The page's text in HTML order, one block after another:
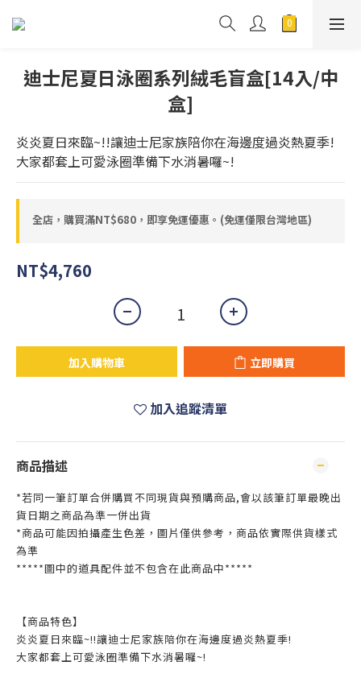
迪士尼夏日泳圈系列絨毛盲盒[14入/中
盒]
炎炎夏日來臨~!!讓迪士尼家族陪你在海邊度過炎熱夏季!
大家都套上可愛泳圈準備下水消暑囉~!
全店，購買滿NT$680，即享免運優惠。(免運僅限台灣地區)
NT$4,760
加入購物車 立即購買
加入追蹤清單
商品描述
*若同一筆訂單合併購買不同現貨與預購商品,會以該筆訂單最晚出
貨日期之商品為準一併出貨
*商品可能因拍攝產生色差，圖片僅供參考，商品依實際供貨樣式
為準
*****圖中的道具配件並不包含在此商品中*****
【商品特色】
炎炎夏日來臨~!!讓迪士尼家族陪你在海邊度過炎熱夏季!
大家都套上可愛泳圈準備下水消暑囉~!